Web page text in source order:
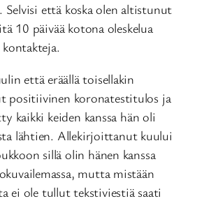
Selvisi että koska olen altistunut
10 päivää kotona oleskelua
että eräällä toisellakin
positiivinen koronatestitulos ja
kaikki keiden kanssa hän oli
lähtien. Allekirjoittanut kuului
sillä olin hänen kanssa
mutta mistään
ei ole tullut tekstiviestiä saati